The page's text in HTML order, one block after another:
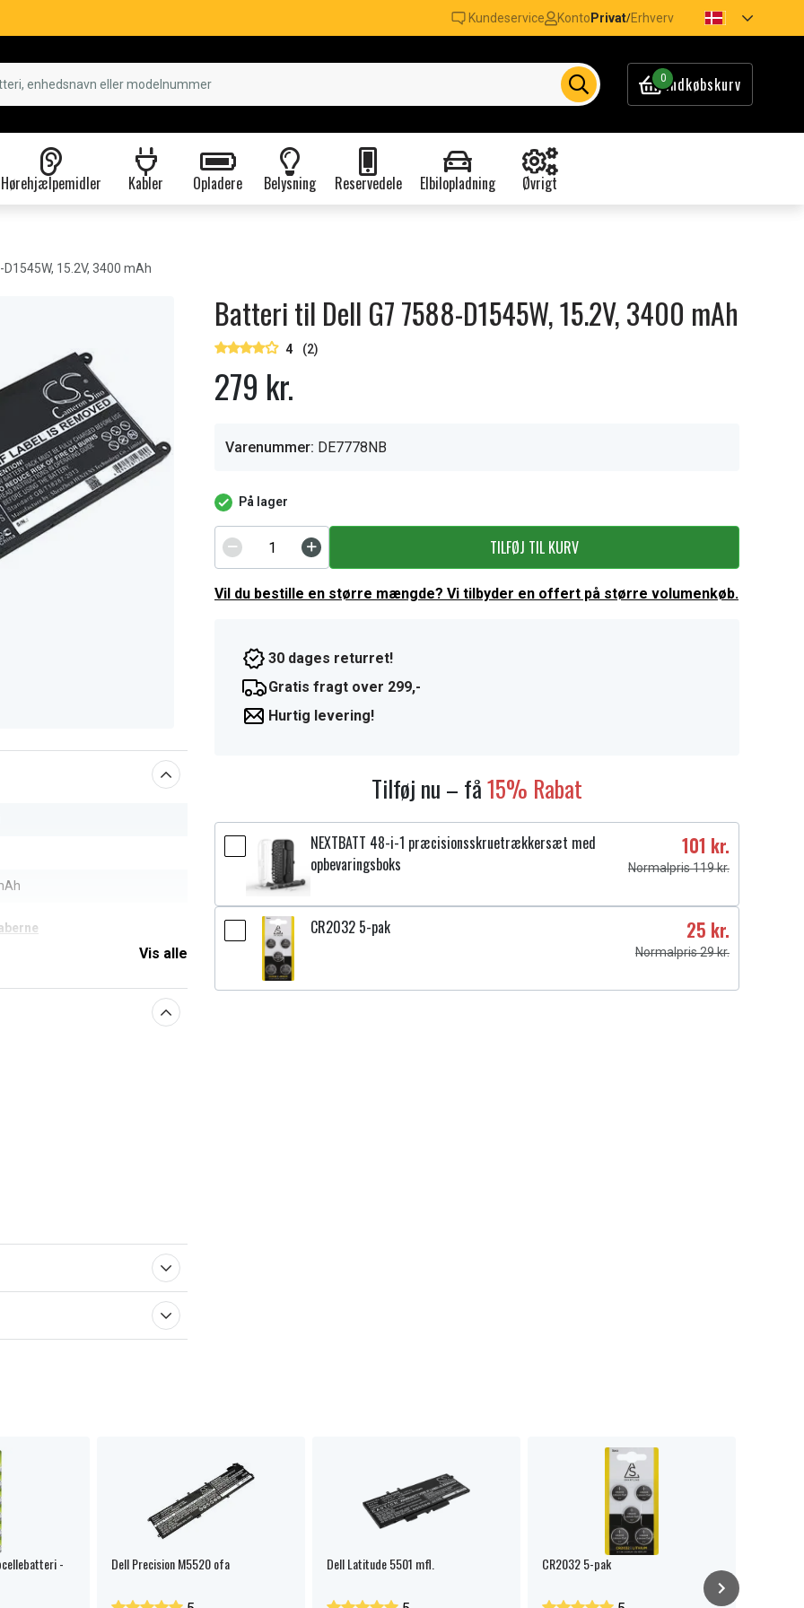
Kundeservice Konto Privat/Erhverv
0Indkøbskurv
Hørehjælpemidler Kabler Opladere Belysning Reservedele Elbilopladning Øvrigt
D1545W, 15.2V, 3400 mAh
Vis alle
Batteri til Dell G7 7588-D1545W, 15.2V, 3400 mAh
4 (2)
279 kr.
Varenummer: DE7778NB
På lager
TILFØJ TIL KURV
Vil du bestille en større mængde? Vi tilbyder en offert på større volumenkøb.
30 dages returret!
Gratis fragt over 299,-
Hurtig levering!
Tilføj nu – få15% Rabat
NEXTBATT 48-i-1 præcisionsskruetrækkersæt med
opbevaringsboks
101 kr.
Normalpris 119 kr.
CR2032 5-pak 25 kr.
Normalpris 29 kr.
-
Dell Precision M5520 ofa Dell Latitude 5501 mfl. CR2032 5-pak